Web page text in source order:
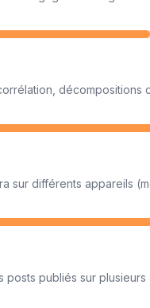
décompositions
sur différents appareils
publiés sur plusieurs